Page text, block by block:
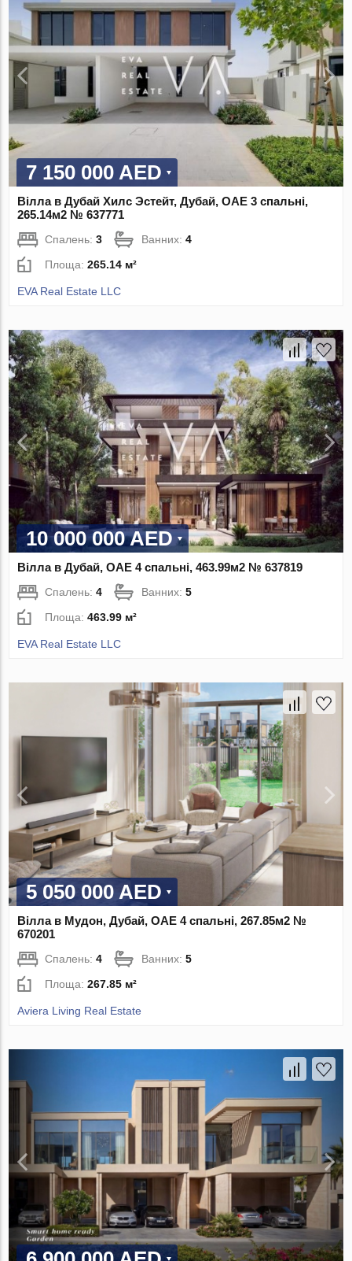
7 150 000 AED
Вілла в Дубай Хилс Эстейт, Дубай, ОАЕ 3 спальні,
265.14м2 № 637771
Спалень:3 Ванних:4
Площа:265.14 м²
EVA Real Estate LLC
10 000 000 AED
Вілла в Дубай, ОАЕ 4 спальні, 463.99м2 № 637819
Спалень:4 Ванних:5
Площа:463.99 м²
EVA Real Estate LLC
5 050 000 AED
Вілла в Мудон, Дубай, ОАЕ 4 спальні, 267.85м2 №
670201
Спалень:4 Ванних:5
Площа:267.85 м²
Aviera Living Real Estate